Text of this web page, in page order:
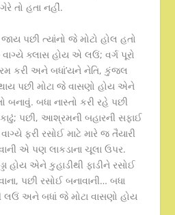
તો હતા નહીં.
પછી ત્યાંનો જે મોટો હોલ હતો
ક્લાસ હોય એ લઉં; વર્ગ પૂરો
કરી અને બધાં’યને નેતિ, કુંજલ
પછી મોટા જે વાસણો હોય એને
બનાવું. બધા નાસ્તો કરી રહે પછી
કાઢું; પછી, આશ્રમની બહારની સફાઈ
ફરી રસોઈ માટે મારે જ તૈયારી
એ પણ લાકડાના ચૂલા ઉપર.
હોય એને કુહાડીથી ફાડીને રસોઈ
પછી રસોઈ બનાવાની… બધા
લઉં અને બધાં જે મોટા વાસણો હોય